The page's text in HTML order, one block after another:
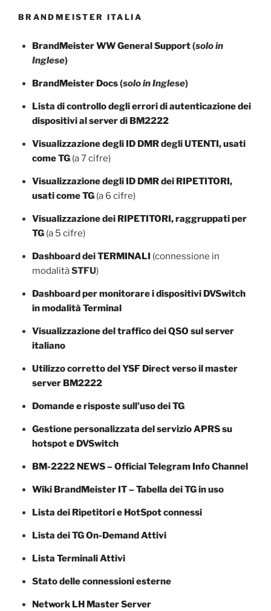
BRANDMEISTER ITALIA
BrandMeister WW General Support(solo in
Inglese)
BrandMeister Docs(solo in Inglese)
Lista di controllo degli errori di autenticazione dei
dispositivi al server di BM2222
Visualizzazione degli ID DMR degli UTENTI, usati
come TG(a 7 cifre)
Visualizzazione degli ID DMR dei RIPETITORI,
usati come TG(a 6 cifre)
Visualizzazione dei RIPETITORI, raggruppati per
TG(a 5 cifre)
Dashboard dei TERMINALI (connessione in
modalitàSTFU)
Dashboard per monitorare i dispositivi DVSwitch
in modalità Terminal
Visualizzazione del traffico dei QSO sul server
italiano
Utilizzo corretto del YSF Direct verso il master
server BM2222
Domande e risposte sull’uso dei TG
Gestione personalizzata del servizio APRS su
hotspot e DVSwitch
BM-2222 NEWS – Official Telegram Info Channel
Wiki BrandMeister IT – Tabella dei TG in uso
Lista dei Ripetitori e HotSpot connessi
Lista dei TG On-Demand Attivi
Lista Terminali Attivi
Stato delle connessioni esterne
Network LH Master Server